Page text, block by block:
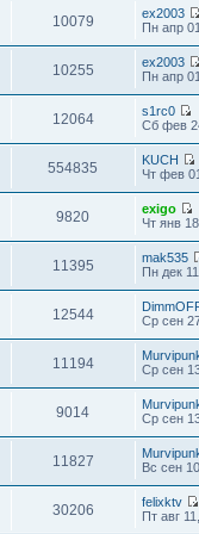
10079
ex2003
Пн апр
10255
ex2003
Пн апр
12064
s1rc0
Сб фев
554835
KUCH
Чт фев
9820
exigo
Чт янв
11395
mak535
Пн дек
12544
Ср сен
11194
Ср сен
9014
Ср сен
11827
Вс сен
30206
felixktv
Пт авг